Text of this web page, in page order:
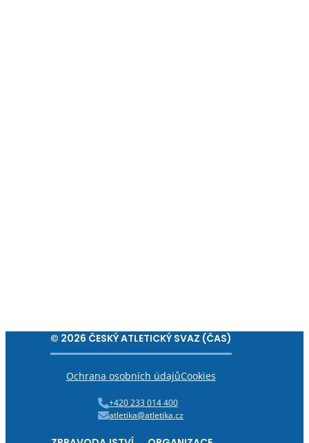
© 2026 ČESKÝ ATLETICKÝ SVAZ (ČAS)
Ochrana osobních údajůCookies
+420 233 014 400
atletika@atletika.cz